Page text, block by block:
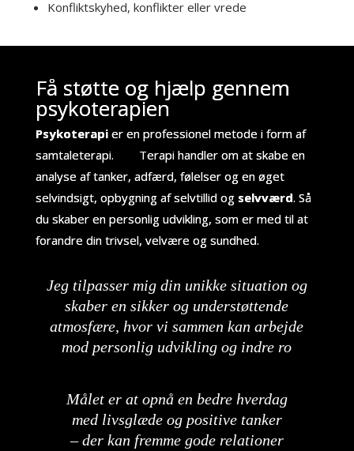
Konfliktskyhed, konflikter eller vrede
Få støtte og hjælp gennem
psykoterapien
Psykoterapi er en professionel metode i form af
samtaleterapi. Terapi handler om at skabe en
analyse af tanker, adfærd, følelser og en øget
selvindsigt, opbygning af selvtillid og selvværd. Så
du skaber en personlig udvikling, som er med til at
forandre din trivsel, velvære og sundhed.
Jeg tilpasser mig din unikke situation og
skaber en sikker og understøttende
atmosfære, hvor vi sammen kan arbejde
mod personlig udvikling og indre ro
Målet er at opnå en bedre hverdag
med livsglæde og positive tanker
– der kan fremme gode relationer